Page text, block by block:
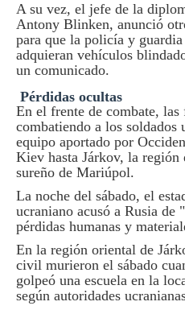
A su vez, el jefe de la
Antony Blinken, anunció
para que la policía y
adquieran vehículos
un comunicado.
Pérdidas ocultas
En el frente de combate, las
combatiendo a los soldados
equipo aportado por
Kiev hasta Járkov, la región
sureño de Mariúpol.
La noche del sábado, el
ucraniano acusó a Rusia de
pérdidas humanas y
En la región oriental de
civil murieron el sábado
golpeó una escuela en la
según autoridades